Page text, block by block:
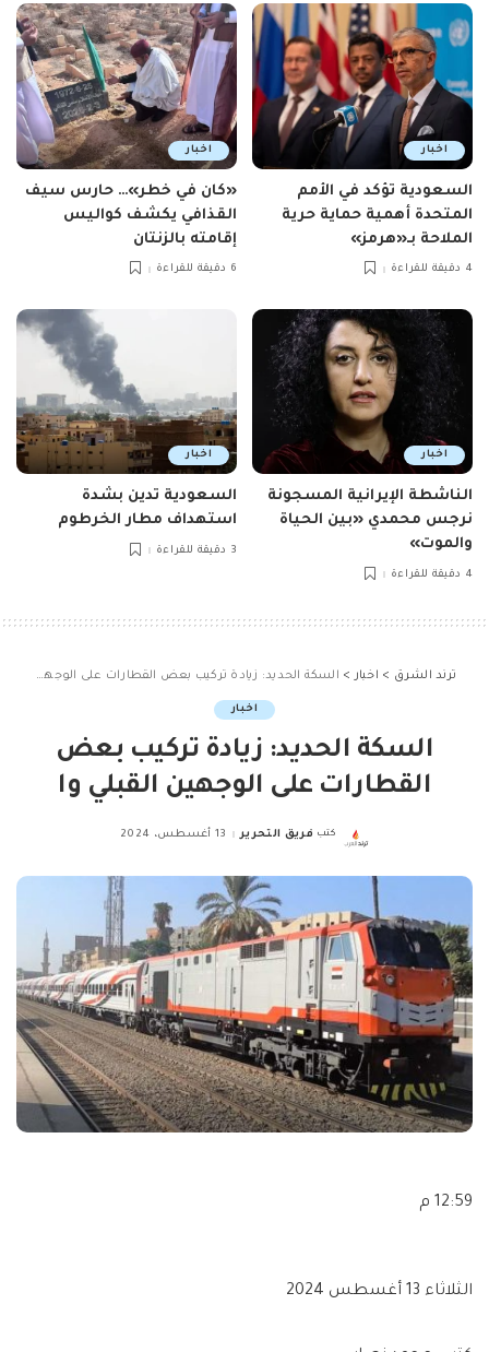
اخبار
السعودية تؤكد في الأمم
المتحدة أهمية حماية حرية
الملاحة بـ«هرمز»
4 دقيقة للقراءة
اخبار
«كان في خطر»… حارس سيف
القذافي يكشف كواليس
إقامته بالزنتان
6 دقيقة للقراءة
اخبار
الناشطة الإيرانية المسجونة
نرجس محمدي «بين الحياة
والموت»
4 دقيقة للقراءة
اخبار
السعودية تدين بشدة
استهداف مطار الخرطوم
3 دقيقة للقراءة
ترند الشرق > اخبار > السكة الحديد: زيادة تركيب بعض القطارات على الوجهين القبلي وا
اخبار
السكة الحديد: زيادة تركيب بعض
القطارات على الوجهين القبلي وا
Posted
كتب فريق التحرير 13 أغسطس، 2024
12:59 م
الثلاثاء 13 أغسطس 2024